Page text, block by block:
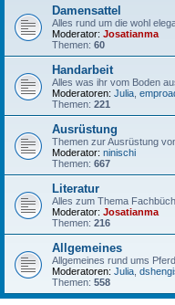
Damensattel
Alles rund um die wohl
Moderator: Josatianma
Themen: 60
Handarbeit
Alles was ihr vom Boden
Moderatoren: Julia
Themen: 221
Ausrüstung
Themen zur Ausrüstung
Moderator: ninischi
Themen: 667
Literatur
Alles zum Thema
Moderator: Josatianma
Themen: 216
Allgemeines
Allgemeines rund ums Pferd
Moderatoren: Julia
Themen: 558